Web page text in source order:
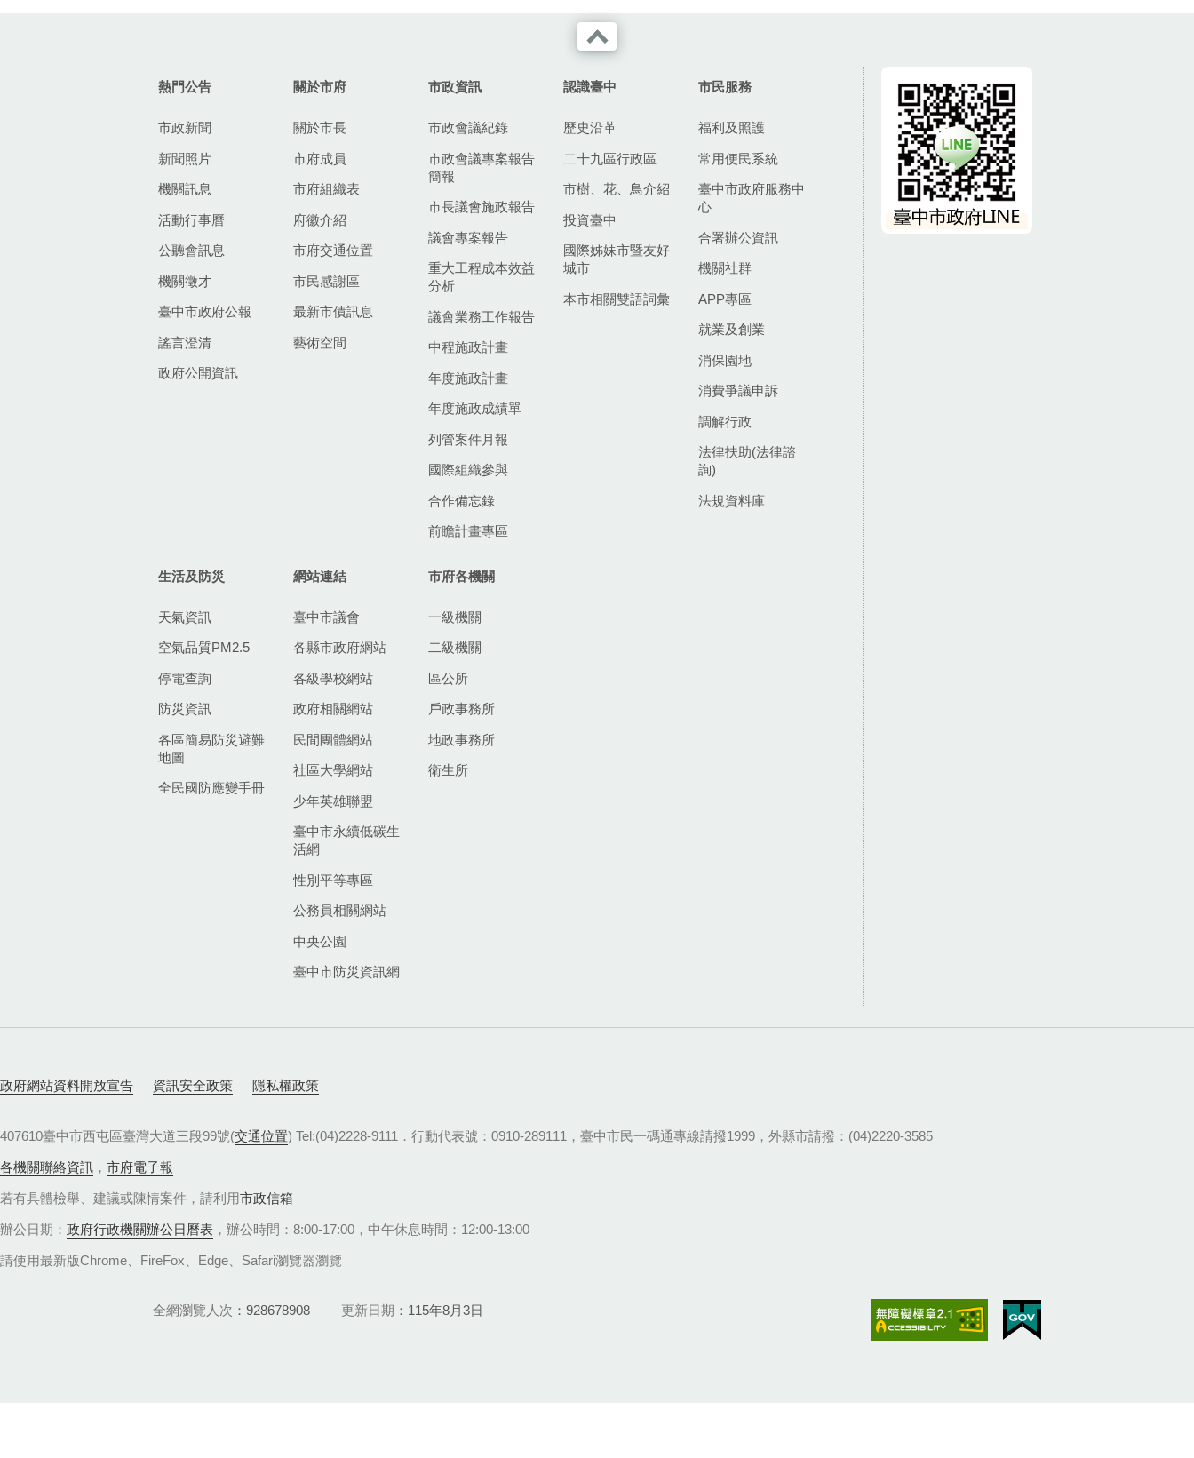
熱門公告
市政新聞
新聞照片
機關訊息
活動行事曆
公聽會訊息
機關徵才
臺中市政府公報
謠言澄清
政府公開資訊
關於市府
關於市長
市府成員
市府組織表
府徽介紹
市府交通位置
市民感謝區
最新市債訊息
藝術空間
市政資訊
市政會議紀錄
市政會議專案報告
簡報
市長議會施政報告
議會專案報告
重大工程成本效益
分析
議會業務工作報告
中程施政計畫
年度施政計畫
年度施政成績單
列管案件月報
國際組織參與
合作備忘錄
前瞻計畫專區
認識臺中
歷史沿革
二十九區行政區
市樹、花、鳥介紹
投資臺中
國際姊妹市暨友好
城市
本市相關雙語詞彙
市民服務
福利及照護
常用便民系統
臺中市政府服務中
心
合署辦公資訊
機關社群
APP專區
就業及創業
消保園地
消費爭議申訴
調解行政
法律扶助(法律諮
詢)
法規資料庫
生活及防災
天氣資訊
空氣品質PM2.5
停電查詢
防災資訊
各區簡易防災避難
地圖
全民國防應變手冊
網站連結
臺中市議會
各縣市政府網站
各級學校網站
政府相關網站
民間團體網站
社區大學網站
少年英雄聯盟
臺中市永續低碳生
活網
性別平等專區
公務員相關網站
中央公園
臺中市防災資訊網
市府各機關
一級機關
二級機關
區公所
戶政事務所
地政事務所
衛生所
政府網站資料開放宣告 資訊安全政策 隱私權政策
407610臺中市西屯區臺灣大道三段99號(交通位置) Tel:(04)2228-9111．行動代表號：0910-289111，臺中市民一碼通專線請撥1999，外縣市請撥：(04)2220-3585
各機關聯絡資訊 ， 市府電子報
若有具體檢舉、建議或陳情案件，請利用市政信箱
辦公日期： 政府行政機關辦公日曆表 ，辦公時間：8:00-17:00，中午休息時間：12:00-13:00
請使用最新版Chrome、FireFox、Edge、Safari瀏覽器瀏覽
全網瀏覽人次 928678908 更新日期 115年8月3日